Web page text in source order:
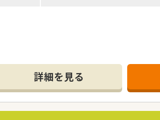
備しています。
詳細を見る